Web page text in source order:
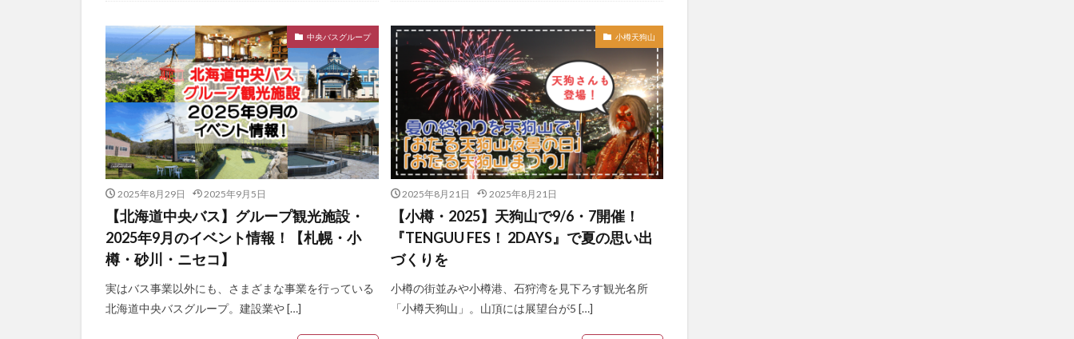
中央バスグループ
2025年8月29日 2025年9月5日
【北海道中央バス】グループ観光施設・
2025年9月のイベント情報！【札幌・小
樽・砂川・ニセコ】
実はバス事業以外にも、さまざまな事業を行っている
北海道中央バスグループ。建設業や […]
小樽天狗山
2025年8月21日 2025年8月21日
【小樽・2025】天狗山で9/6・7開催！
『TENGUU FES！ 2DAYS』で夏の思い出
づくりを
小樽の街並みや小樽港、石狩湾を見下ろす観光名所
「小樽天狗山」。山頂には展望台が5 […]